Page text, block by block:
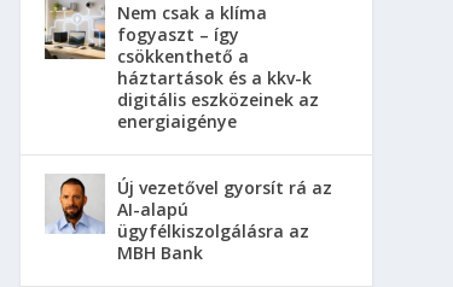
Nem csak a klíma
fogyaszt – így
csökkenthető a
háztartások és a kkv-k
digitális eszközeinek az
energiaigénye
Új vezetővel gyorsít rá az
AI-alapú
ügyfélkiszolgálásra az
MBH Bank